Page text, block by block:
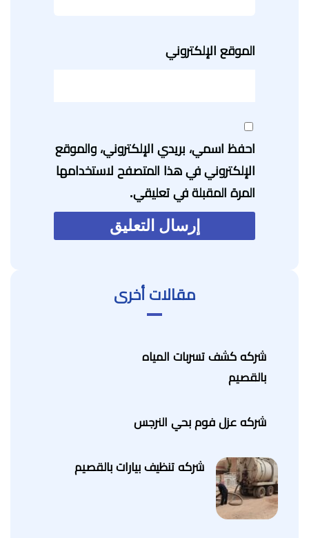
الموقع الإلكتروني
احفظ اسمي، بريدي الإلكتروني، والموقع
الإلكتروني في هذا المتصفح لاستخدامها
المرة المقبلة في تعليقي.
مقالات أخرى
شركه كشف تسربات المياه
بالقصيم
شركه عزل فوم بحي النرجس
شركه تنظيف بيارات بالقصيم